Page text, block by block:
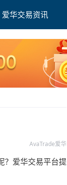
爱华交易资讯
AvaTrade爱华
爱华交易平台提